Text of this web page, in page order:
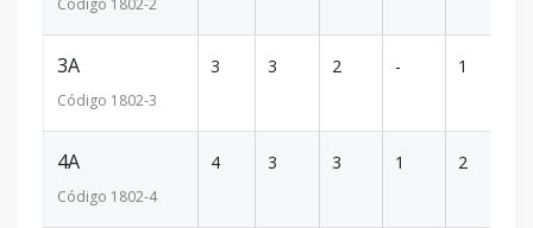
Código 1802-2
3A
Código 1802-3
3 3 2 - 1
4A
Código 1802-4
4 3 3 1 2